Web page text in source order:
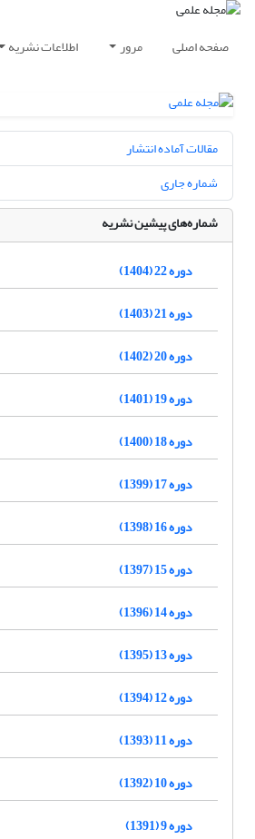
صفحه اصلی مرور اطلاعات نشریه
مقالات آماده انتشار
شماره جاری
شماره‌های پیشین نشریه
دوره 22 (1404)
دوره 21 (1403)
دوره 20 (1402)
دوره 19 (1401)
دوره 18 (1400)
دوره 17 (1399)
دوره 16 (1398)
دوره 15 (1397)
دوره 14 (1396)
دوره 13 (1395)
دوره 12 (1394)
دوره 11 (1393)
دوره 10 (1392)
دوره 9 (1391)